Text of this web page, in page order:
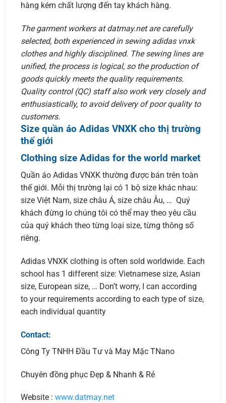
hàng kém chất lượng đến tay khách hàng.
The garment workers at datmay.net are carefully
selected, both experienced in sewing adidas vnxk
clothes and highly disciplined. The sewing lines are
unified, the process is logical, so the production of
goods quickly meets the quality requirements.
Quality control (QC) staff also work very closely and
enthusiastically, to avoid delivery of poor quality to
customers.
Size quần áo Adidas VNXK cho thị trường
thế giới
Clothing size Adidas for the world market
Quần áo Adidas VNXK thường được bán trên toàn
thế giới. Mỗi thị trường lại có 1 bộ size khác nhau:
size Việt Nam, size châu Á, size châu Âu, … Quý
khách đừng lo chúng tôi có thể may theo yêu cầu
của quý khách theo từng loại size, từng thông số
riêng.
Adidas VNXK clothing is often sold worldwide. Each
school has 1 different size: Vietnamese size, Asian
size, European size, … Don’t worry, I can according
to your requirements according to each type of size,
each individual quantity
Contact:
Công Ty TNHH Đầu Tư và May Mặc TNano
Chuyên đồng phục Đẹp & Nhanh & Rẻ
Website : www.datmay.net